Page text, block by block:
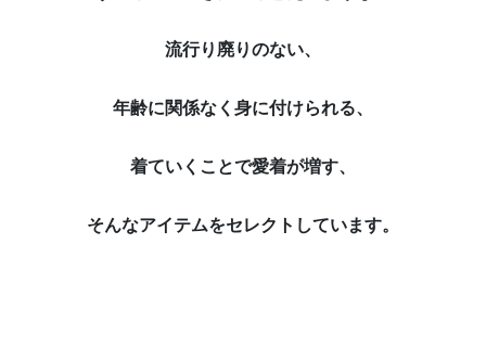
流行り廃りのない、
年齢に関係なく身に付けられる、
着ていくことで愛着が増す、
そんなアイテムをセレクトしています。